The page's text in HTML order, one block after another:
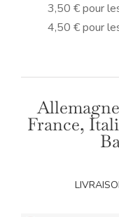
3,50 € pour
4,50 € pour
France,